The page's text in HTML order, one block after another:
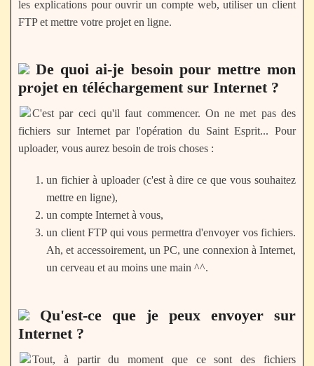
Se connecter
les explications pour ouvrir un compte web, utiliser un client
FTP et mettre votre projet en ligne.
De quoi ai-je besoin pour mettre mon
projet en téléchargement sur Internet ?
C'est par ceci qu'il faut commencer. On ne met pas des
fichiers sur Internet par l'opération du Saint Esprit... Pour
uploader, vous aurez besoin de trois choses :
un fichier à uploader (c'est à dire ce que vous souhaitez
mettre en ligne),
un compte Internet à vous,
un client FTP qui vous permettra d'envoyer vos fichiers.
Ah, et accessoirement, un PC, une connexion à Internet,
un cerveau et au moins une main ^^.
Qu'est-ce que je peux envoyer sur
Internet ?
Tout, à partir du moment que ce sont des fichiers